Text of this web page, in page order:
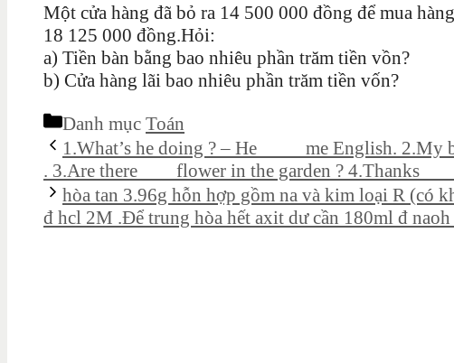
Một cửa hàng đã bỏ ra 14 500 000 đồng để mua
18 125 000 đồng.Hỏi:
a) Tiền bàn bằng bao nhiêu phần trăm tiền vồn?
b) Cửa hàng lãi bao nhiêu phần trăm tiền vốn?
Danh mục Toán
1.What’s he doing ? – He ____ me English.
. 3.Are there ___ flower in the garden ? 4.Thanks
hòa tan 3.96g hỗn hợp gồm na và kim loại R (có
đ hcl 2M .Để trung hòa hết axit dư cần 180ml đ